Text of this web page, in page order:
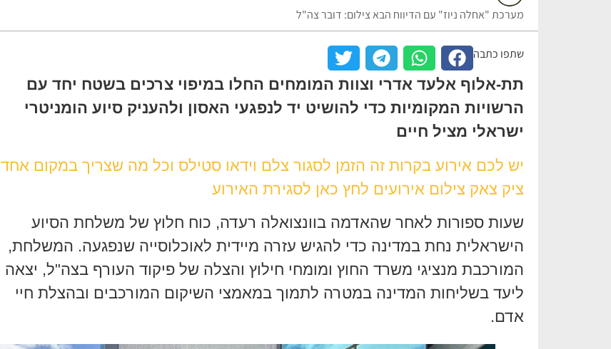
מערכת "אחלה ניוז" עם הדיווח הבא צילום: דובר צה"ל
שתפו כתבה
תת-אלוף אלעד אדרי וצוות המומחים החלו במיפוי צרכים בשטח יחד עם
הרשויות המקומיות כדי להושיט יד לנפגעי האסון ולהעניק סיוע הומניטרי
ישראלי מציל חיים
יש לכם אירוע בקרות זה הזמן לסגור צלם וידאו סטילס וכל מה שצריך במקום אחד
ציק צאק צילום אירועים לחץ כאן לסגירת האירוע
שעות ספורות לאחר שהאדמה בוונצואלה רעדה, כוח חלוץ של משלחת הסיוע
הישראלית נחת במדינה כדי להגיש עזרה מיידית לאוכלוסייה שנפגעה. המשלחת,
המורכבת מנציגי משרד החוץ ומומחי חילוץ והצלה של פיקוד העורף בצה"ל, יצאה
ליעד בשליחות המדינה במטרה לתמוך במאמצי השיקום המורכבים ובהצלת חיי
אדם.